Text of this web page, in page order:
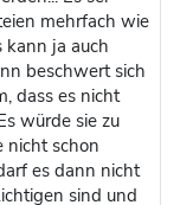
mehrfach wie
kann ja auch
beschwert sich
dass es nicht
würde sie zu
nicht schon
es dann nicht
sind und